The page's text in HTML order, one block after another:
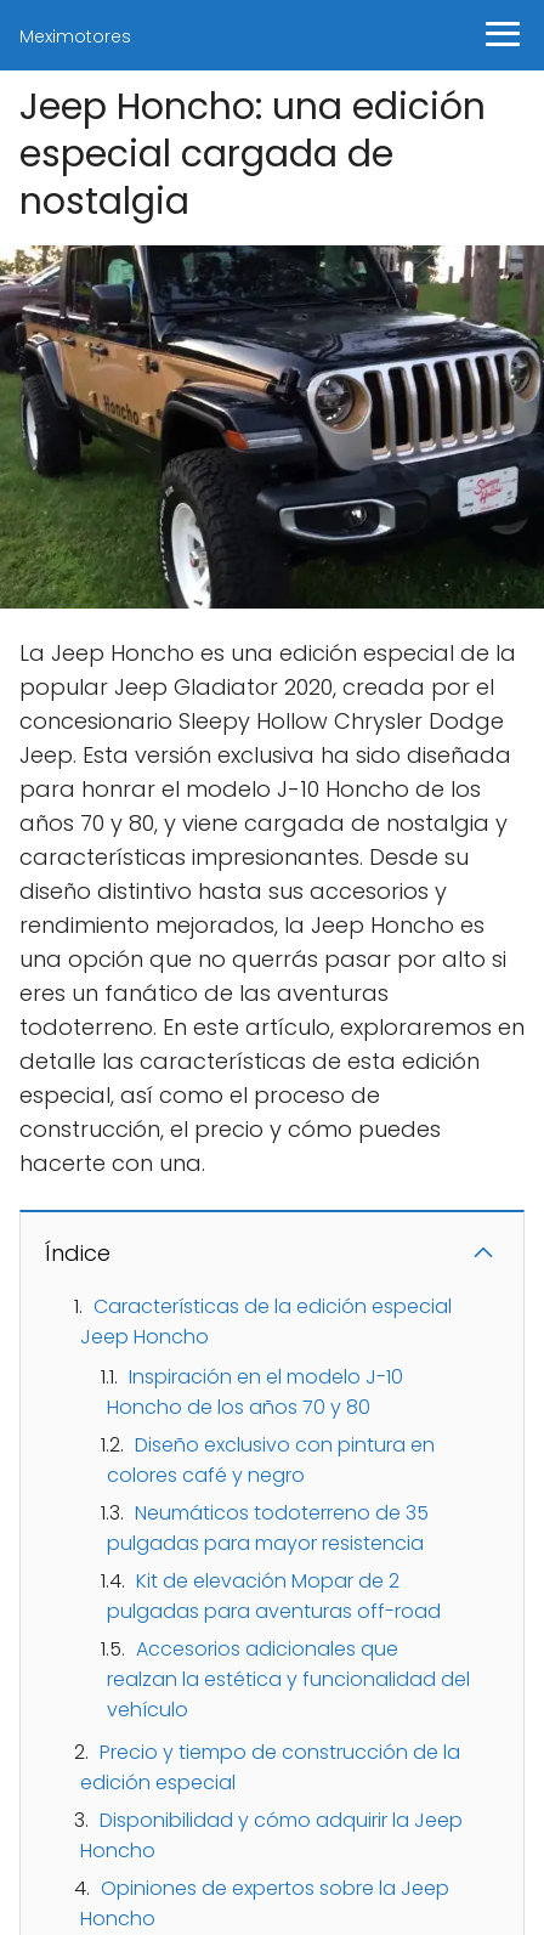
Meximotores
Jeep Honcho: una edición
especial cargada de
nostalgia
La Jeep Honcho es una edición especial de la
popular Jeep Gladiator 2020, creada por el
concesionario Sleepy Hollow Chrysler Dodge
Jeep. Esta versión exclusiva ha sido diseñada
para honrar el modelo J-10 Honcho de los
años 70 y 80, y viene cargada de nostalgia y
características impresionantes. Desde su
diseño distintivo hasta sus accesorios y
rendimiento mejorados, la Jeep Honcho es
una opción que no querrás pasar por alto si
eres un fanático de las aventuras
todoterreno. En este artículo, exploraremos en
detalle las características de esta edición
especial, así como el proceso de
construcción, el precio y cómo puedes
hacerte con una.
Índice
Características de la edición especial
Jeep Honcho
Inspiración en el modelo J-10
Honcho de los años 70 y 80
Diseño exclusivo con pintura en
colores café y negro
Neumáticos todoterreno de 35
pulgadas para mayor resistencia
Kit de elevación Mopar de 2
pulgadas para aventuras off-road
Accesorios adicionales que
realzan la estética y funcionalidad del
vehículo
Precio y tiempo de construcción de la
edición especial
Disponibilidad y cómo adquirir la Jeep
Honcho
Opiniones de expertos sobre la Jeep
Honcho